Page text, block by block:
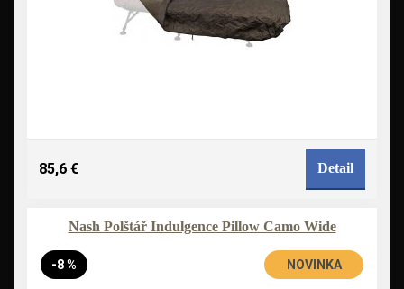
85,6 € Detail
Nash Polštář Indulgence Pillow Camo Wide
-8 % NOVINKA